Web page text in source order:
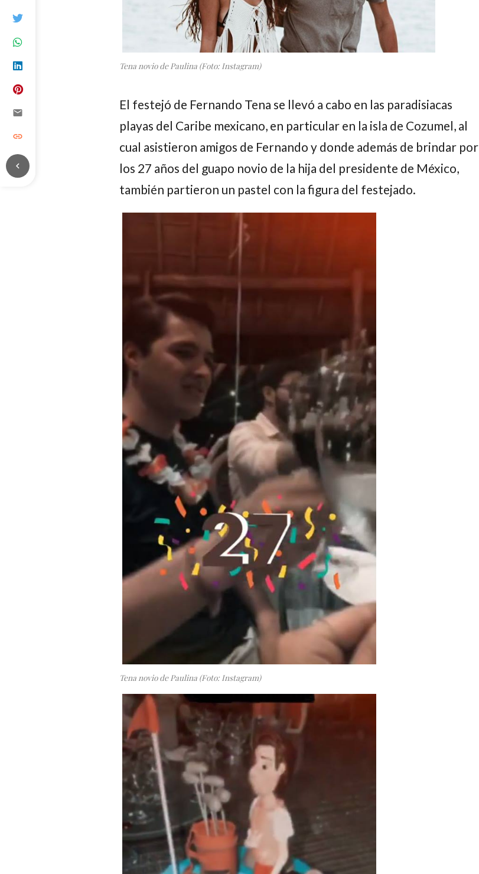
email
link
chevron_left
Tena novio de Paulina (Foto: Instagram)
El festejó de Fernando Tena se llevó a cabo en las paradisiacas
playas del Caribe mexicano, en particular en la isla de Cozumel, al
cual asistieron amigos de Fernando y donde además de brindar por
los 27 años del guapo novio de la hija del presidente de México,
también partieron un pastel con la figura del festejado.
Tena novio de Paulina (Foto: Instagram)